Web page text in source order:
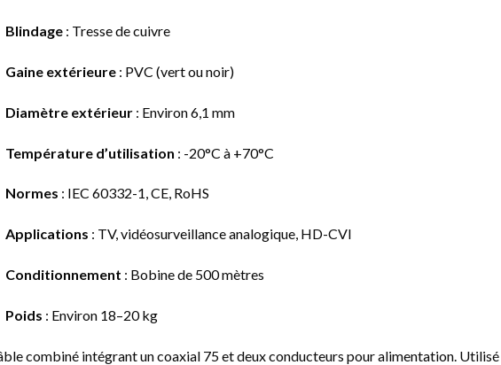
Blindage: Tresse de cuivre
Gaine extérieure: PVC (vert ou noir)
Diamètre extérieur: Environ 6,1 mm
Température d’utilisation : -20°C à +70°C
Normes : IEC 60332-1, CE, RoHS
Applications : TV, vidéosurveillance analogique, HD-CVI
Conditionnement : Bobine de 500 mètres
Poids : Environ 18–20 kg
combiné intégrant un coaxial 75 et deux conducteurs pour alimentation.